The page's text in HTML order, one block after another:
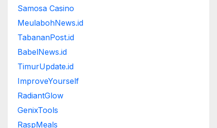
Samosa Casino
MeulabohNews.id
TabananPost.id
BabelNews.id
TimurUpdate.id
ImproveYourself
RadiantGlow
GenixTools
RaspMeals